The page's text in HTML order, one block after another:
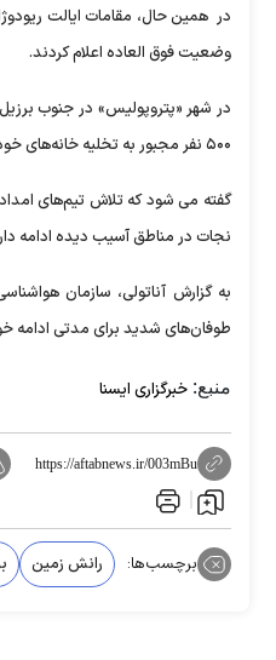
در همین حال، مقامات ایالت
وضعیت فوق العاده اعلام کردند.
در شهر «پتروپولیس» در جنوب
۵۰۰ نفر مجبور به تخلیه خانه‌های خود شدند.
گفته می شود که تلاش تیم‌های
نجات در مناطق آسیب دیده ادامه
به گزارش آناتولی، سازمان
طوفان‌های شدید برای مدتی ادامه
منبع: خبرگزاری ایسنا
https://aftabnews.ir/003mBu
برچسب‌ها: رانش زمین